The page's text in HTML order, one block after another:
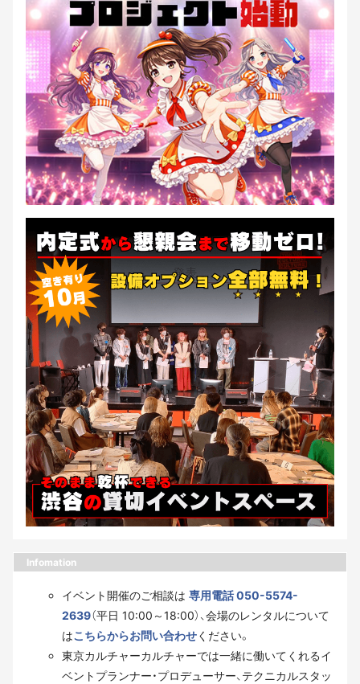
Infomation
イベント開催のご相談は 専用電話 050-5574-
2639（平日 10:00～18:00）、会場のレンタルについて
はこちらからお問い合わせください。
東京カルチャーカルチャーでは一緒に働いてくれるイ
ベントプランナー・プロデューサー、テクニカルスタッ